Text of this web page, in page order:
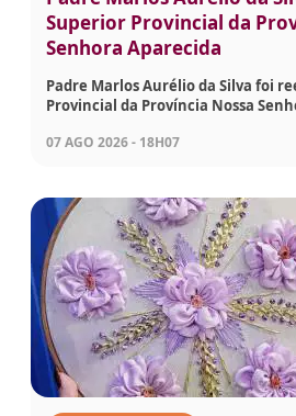
Superior Provincial da
Senhora Aparecida
Padre Marlos Aurélio da Silva foi
Provincial da Província Nossa
07 AGO 2026 - 18H07